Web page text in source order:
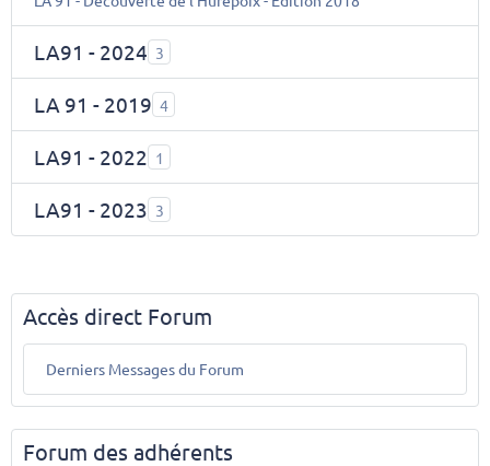
LA91 - 2024 3
LA 91 - 2019 4
LA91 - 2022 1
LA91 - 2023 3
Accès direct Forum
Derniers Messages du Forum
Forum des adhérents